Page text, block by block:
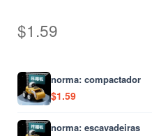
$1.59
norma: compactador
$1.59
norma: escavadeiras